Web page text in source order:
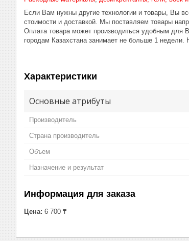
Если Вам нужны другие технологии и товары, Вы
стоимости и доставкой. Мы поставляем товары
Оплата товара может производиться удобным для
городам Казахстана занимает не больше 1
Характеристики
Основные атрибуты
Производитель
Страна производитель
Объем
Назначение и результат
Информация для заказа
Цена: 6 700 ₸